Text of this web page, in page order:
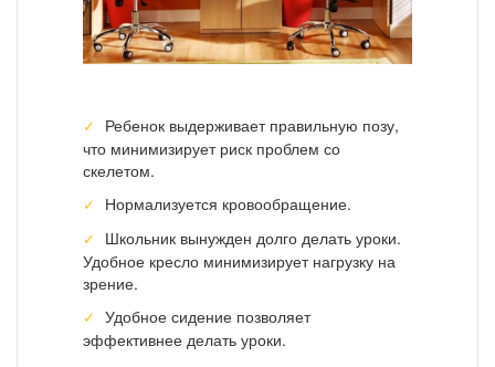
Ребенок выдерживает правильную позу,
что минимизирует риск проблем со
скелетом.
Нормализуется кровообращение.
Школьник вынужден долго делать уроки.
Удобное кресло минимизирует нагрузку на
зрение.
Удобное сидение позволяет
эффективнее делать уроки.